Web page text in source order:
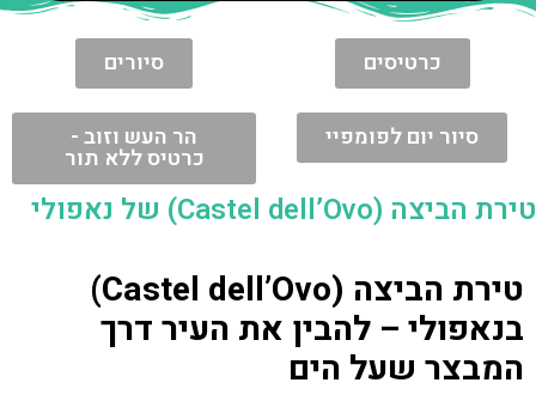
כרטיסים סיורים
סיור יום לפומפיי הר העש וזוב -
כרטיס ללא תור
טירת הביצה (Castel dell’Ovo) של נאפולי
טירת הביצה (Castel dell’Ovo)
בנאפולי – להבין את העיר דרך
המבצר שעל הים